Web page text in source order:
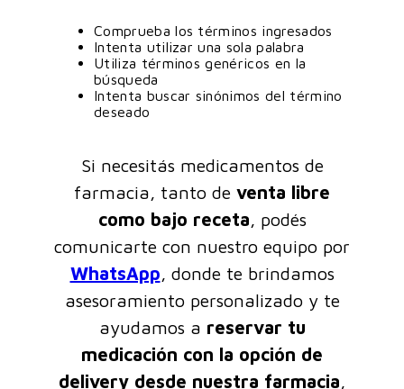
Comprueba los términos ingresados
Intenta utilizar una sola palabra
Utiliza términos genéricos en la
búsqueda
Intenta buscar sinónimos del término
deseado
Si necesitás medicamentos de
farmacia, tanto de venta libre
como bajo receta, podés
comunicarte con nuestro equipo por
WhatsApp, donde te brindamos
asesoramiento personalizado y te
ayudamos a reservar tu
medicación con la opción de
delivery desde nuestra farmacia,